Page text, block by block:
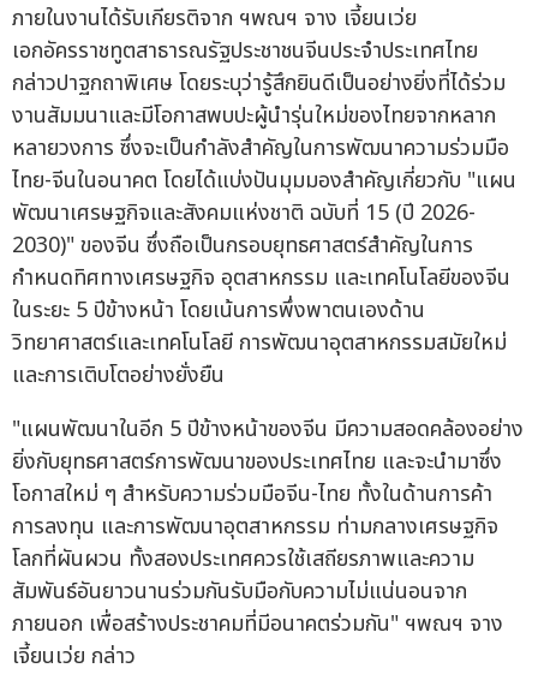
ภายในงานได้รับเกียรติจาก ฯพณฯ จาง เจี้ยนเว่ย
เอกอัครราชทูตสาธารณรัฐประชาชนจีนประจำประเทศไทย
กล่าวปาฐกถาพิเศษ โดยระบุว่ารู้สึกยินดีเป็นอย่างยิ่งที่ได้ร่วม
งานสัมมนาและมีโอกาสพบปะผู้นำรุ่นใหม่ของไทยจากหลาก
หลายวงการ ซึ่งจะเป็นกำลังสำคัญในการพัฒนาความร่วมมือ
ไทย-จีนในอนาคต โดยได้แบ่งปันมุมมองสำคัญเกี่ยวกับ "แผน
พัฒนาเศรษฐกิจและสังคมแห่งชาติ ฉบับที่ 15 (ปี 2026-
2030)" ของจีน ซึ่งถือเป็นกรอบยุทธศาสตร์สำคัญในการ
กำหนดทิศทางเศรษฐกิจ อุตสาหกรรม และเทคโนโลยีของจีน
ในระยะ 5 ปีข้างหน้า โดยเน้นการพึ่งพาตนเองด้าน
วิทยาศาสตร์และเทคโนโลยี การพัฒนาอุตสาหกรรมสมัยใหม่
และการเติบโตอย่างยั่งยืน
"แผนพัฒนาในอีก 5 ปีข้างหน้าของจีน มีความสอดคล้องอย่าง
ยิ่งกับยุทธศาสตร์การพัฒนาของประเทศไทย และจะนำมาซึ่ง
โอกาสใหม่ ๆ สำหรับความร่วมมือจีน-ไทย ทั้งในด้านการค้า
การลงทุน และการพัฒนาอุตสาหกรรม ท่ามกลางเศรษฐกิจ
โลกที่ผันผวน ทั้งสองประเทศควรใช้เสถียรภาพและความ
สัมพันธ์อันยาวนานร่วมกันรับมือกับความไม่แน่นอนจาก
ภายนอก เพื่อสร้างประชาคมที่มีอนาคตร่วมกัน" ฯพณฯ จาง
เจี้ยนเว่ย กล่าว